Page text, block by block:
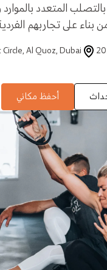
المتعدد بالموارد
بناء على تجاربهم
Al Quoz, Dubai
أحفظ مكاني